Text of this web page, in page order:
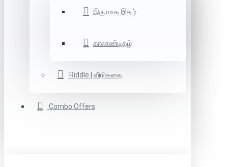
இரு மாத இதழ்
காலாண்டிதழ்
Riddle | விடுகதை
Combo Offers